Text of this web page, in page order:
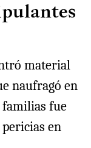
material
naufragó en
familias fue
en